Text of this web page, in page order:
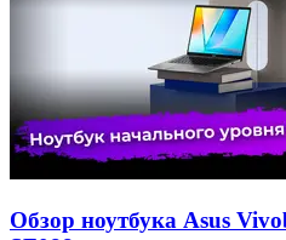
Обзор ноутбука Asus